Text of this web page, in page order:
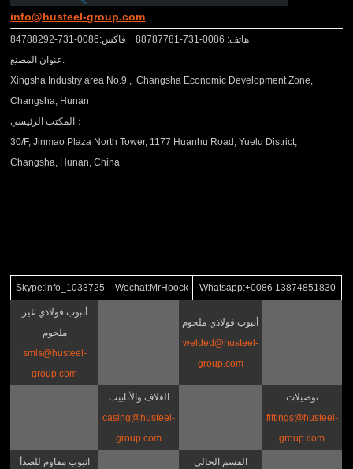
info@husteel-group.com
هاتف: 0086-731-88787781 فاكس:0086-731-84788292
عنوان المصنع:
Xingsha Industry area No.9 , Changsha Economic Development Zone,
Changsha, Hunan
المكتب الرئيسي：
30/F, Jinmao Plaza North Tower, 1177 Huanhu Road, Yuelu District,
Changsha, Hunan, China
Skype:info_1033725 Wechat:MrHoock Whatsapp:+0086 13874851830
أنبوب فولاذي غير
ملحوم
smls@husteel-
group.com
أنبوب فولاذي ملحوم
welded@husteel-
group.com
الغلاف والأنابيب
casing@husteel-
group.com
توصيلات
fittings@husteel-
group.com
انبوب مقاوم للصدأ
القسم الخالي